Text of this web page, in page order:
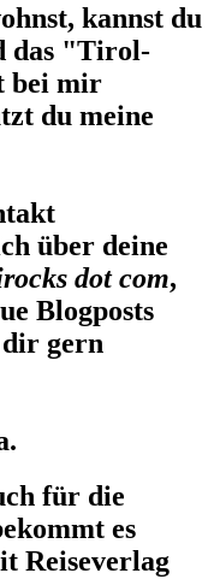
kannst du
das "Tirol-
bei mir
du meine
über deine
dot com,
Blogposts
gern
für die
es
Reiseverlag